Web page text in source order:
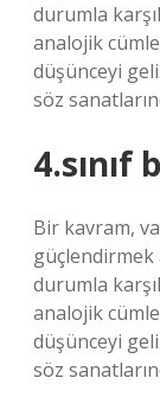
durumla
analojik
düşünceyi
söz
4.sınıf
Bir kavram,
güçlendirmek
durumla
analojik
düşünceyi
söz